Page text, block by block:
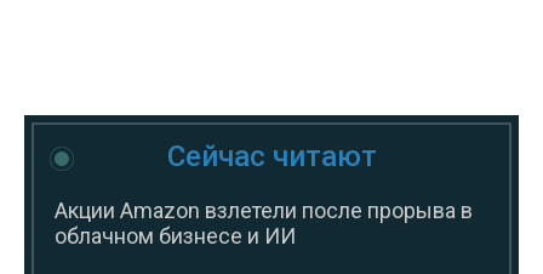
Сейчас читают
Акции Amazon взлетели после прорыва в
облачном бизнесе и ИИ